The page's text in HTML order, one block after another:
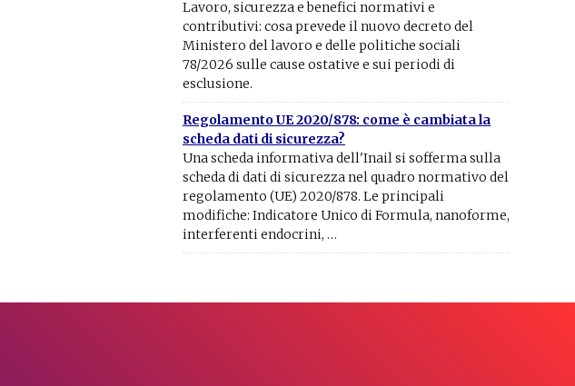
Lavoro, sicurezza e benefici normativi e
contributivi: cosa prevede il nuovo decreto del
Ministero del lavoro e delle politiche sociali
78/2026 sulle cause ostative e sui periodi di
esclusione.
Regolamento UE 2020/878: come è cambiata la
scheda dati di sicurezza?
Una scheda informativa dell'Inail si sofferma sulla
scheda di dati di sicurezza nel quadro normativo del
regolamento (UE) 2020/878. Le principali
modifiche: Indicatore Unico di Formula, nanoforme,
interferenti endocrini, …